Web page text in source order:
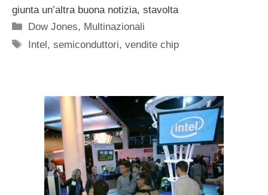
giunta un’altra buona notizia, stavolta
Categorie
Dow Jones, Multinazionali
Tag
Intel,semiconduttori,vendite chip